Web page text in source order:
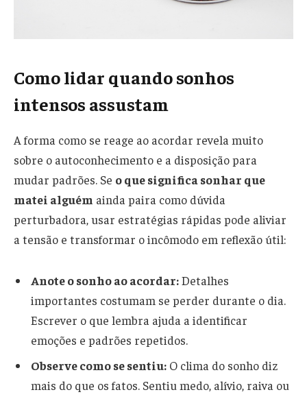
Como lidar quando sonhos
intensos assustam
A forma como se reage ao acordar revela muito
sobre o autoconhecimento e a disposição para
mudar padrões. Se o que significa sonhar que
matei alguém ainda paira como dúvida
perturbadora, usar estratégias rápidas pode aliviar
a tensão e transformar o incômodo em reflexão útil:
Anote o sonho ao acordar:Detalhes
importantes costumam se perder durante o dia.
Escrever o que lembra ajuda a identificar
emoções e padrões repetidos.
Observe como se sentiu: O clima do sonho diz
mais do que os fatos. Sentiu medo, alívio, raiva ou